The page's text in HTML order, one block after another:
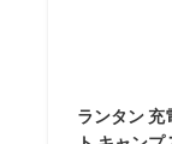
ランタン